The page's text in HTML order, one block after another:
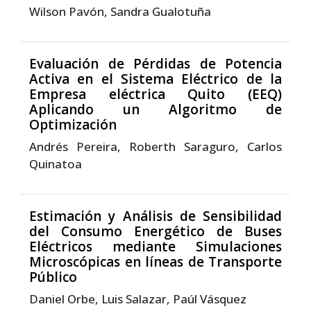
Wilson Pavón, Sandra Gualotuña
Evaluación de Pérdidas de Potencia
Activa en el Sistema Eléctrico de la
Empresa eléctrica Quito (EEQ)
Aplicando un Algoritmo de
Optimización
Andrés Pereira, Roberth Saraguro, Carlos
Quinatoa
Estimación y Análisis de Sensibilidad
del Consumo Energético de Buses
Eléctricos mediante Simulaciones
Microscópicas en líneas de Transporte
Público
Daniel Orbe, Luis Salazar, Paúl Vásquez